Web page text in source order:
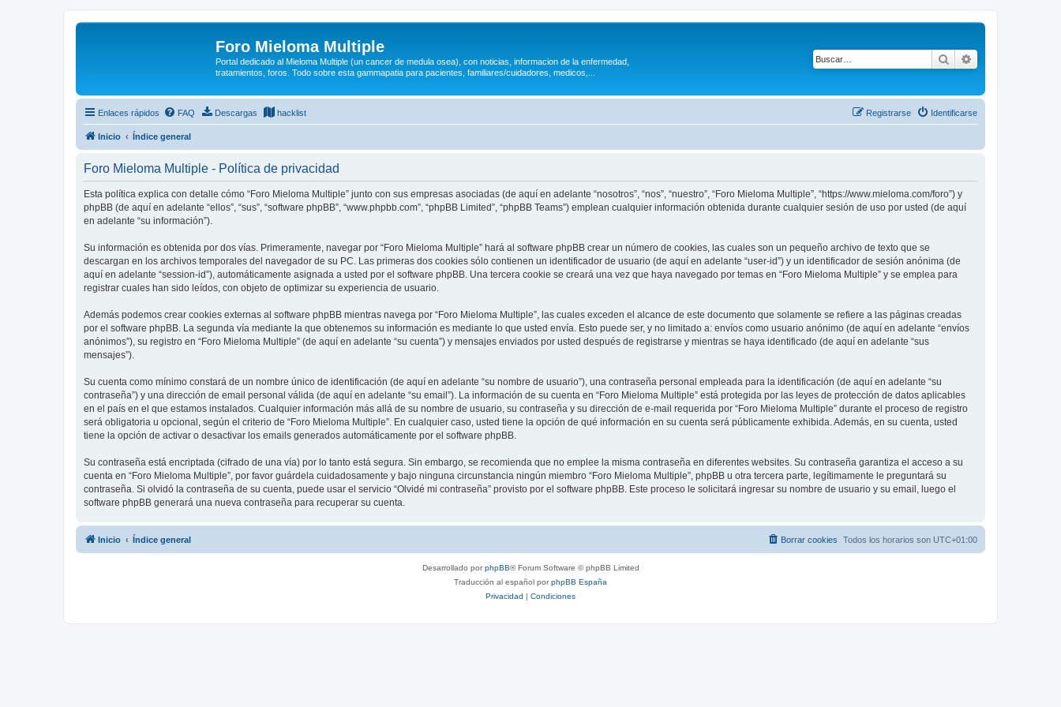
Foro Mieloma Multiple
Portal dedicado al Mieloma Multiple (un cancer de medula osea), con noticias, informacion de la enfermedad,
tratamientos, foros. Todo sobre esta gammapatia para pacientes, familiares/cuidadores, medicos,...
Buscar
Enlaces rápidos FAQ Descargas hacklist Identificarse
Registrarse
Inicio Índice general
Foro Mieloma Multiple - Política de privacidad
Esta política explica con detalle cómo “Foro Mieloma Multiple” junto con sus empresas asociadas (de aquí en adelante “nosotros”, “nos”, “nuestro”, “Foro Mieloma Multiple”, “https://www.mieloma.com/foro”) y
phpBB (de aquí en adelante “ellos”, “sus”, “software phpBB”, “www.phpbb.com”, “phpBB Limited”, “phpBB Teams”) emplean cualquier información obtenida durante cualquier sesión de uso por usted (de aquí
en adelante “su información”).
Su información es obtenida por dos vías. Primeramente, navegar por “Foro Mieloma Multiple” hará al software phpBB crear un número de cookies, las cuales son un pequeño archivo de texto que se
descargan en los archivos temporales del navegador de su PC. Las primeras dos cookies sólo contienen un identificador de usuario (de aquí en adelante “user-id”) y un identificador de sesión anónima (de
aquí en adelante “session-id”), automáticamente asignada a usted por el software phpBB. Una tercera cookie se creará una vez que haya navegado por temas en “Foro Mieloma Multiple” y se emplea para
registrar cuales han sido leídos, con objeto de optimizar su experiencia de usuario.
Además podemos crear cookies externas al software phpBB mientras navega por “Foro Mieloma Multiple”, las cuales exceden el alcance de este documento que solamente se refiere a las páginas creadas
por el software phpBB. La segunda vía mediante la que obtenemos su información es mediante lo que usted envía. Esto puede ser, y no limitado a: envíos como usuario anónimo (de aquí en adelante “envíos
anónimos”), su registro en “Foro Mieloma Multiple” (de aquí en adelante “su cuenta”) y mensajes enviados por usted después de registrarse y mientras se haya identificado (de aquí en adelante “sus
mensajes”).
Su cuenta como mínimo constará de un nombre único de identificación (de aquí en adelante “su nombre de usuario”), una contraseña personal empleada para la identificación (de aquí en adelante “su
contraseña”) y una dirección de email personal válida (de aquí en adelante “su email”). La información de su cuenta en “Foro Mieloma Multiple” está protegida por las leyes de protección de datos aplicables
en el país en el que estamos instalados. Cualquier información más allá de su nombre de usuario, su contraseña y su dirección de e-mail requerida por “Foro Mieloma Multiple” durante el proceso de registro
será obligatoria u opcional, según el criterio de “Foro Mieloma Multiple”. En cualquier caso, usted tiene la opción de qué información en su cuenta será públicamente exhibida. Además, en su cuenta, usted
tiene la opción de activar o desactivar los emails generados automáticamente por el software phpBB.
Su contraseña está encriptada (cifrado de una vía) por lo tanto está segura. Sin embargo, se recomienda que no emplee la misma contraseña en diferentes websites. Su contraseña garantiza el acceso a su
cuenta en “Foro Mieloma Multiple”, por favor guárdela cuidadosamente y bajo ninguna circunstancia ningún miembro “Foro Mieloma Multiple”, phpBB u otra tercera parte, legítimamente le preguntará su
contraseña. Si olvidó la contraseña de su cuenta, puede usar el servicio “Olvidé mi contraseña” provisto por el software phpBB. Este proceso le solicitará ingresar su nombre de usuario y su email, luego el
software phpBB generará una nueva contraseña para recuperar su cuenta.
Inicio Índice general Todos los horarios son UTC+01:00
Borrar cookies
Desarrollado porphpBB® Forum Software © phpBB Limited
Traducción al español porphpBB España
Privacidad | Condiciones